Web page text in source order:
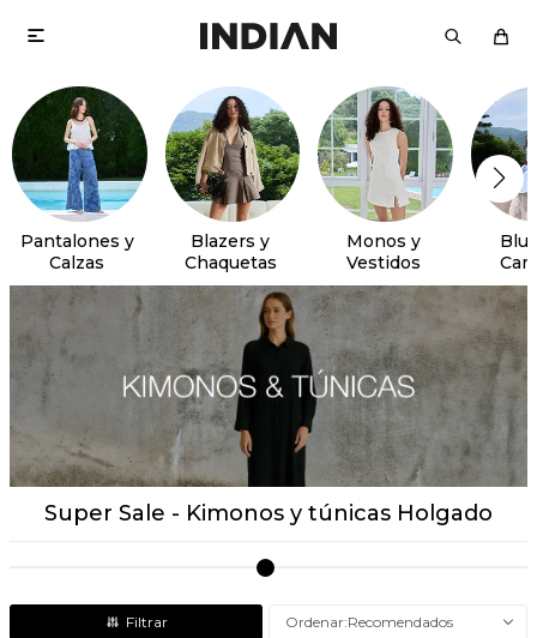

Pantalones y
Calzas
Blazers y
Chaquetas
Monos y
Vestidos
Super Sale - Kimonos y túnicas Holgado
Recomendados